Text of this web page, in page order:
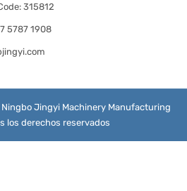
315812
5787 1908
Jingyi Machinery Manufacturing
los derechos reservados